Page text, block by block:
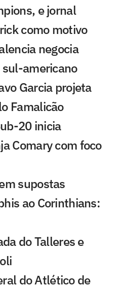
e jornal
como motivo
negocia
americano
Garcia projeta
Famalicão
20 inicia
Comary com foco
supostas
ao Corinthians:
do Talleres e
do Atlético de